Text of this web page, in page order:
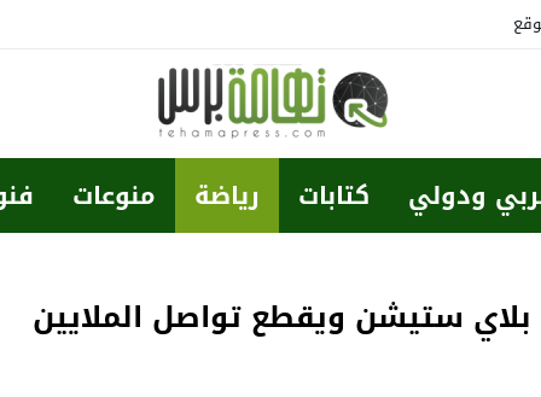
ودولي كتابات رياضة منوعات
ستيشن ويقطع تواصل الملايين